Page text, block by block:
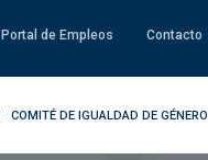
Portal de Empleos Contacto
COMITÉ DE IGUALDAD DE GÉNERO